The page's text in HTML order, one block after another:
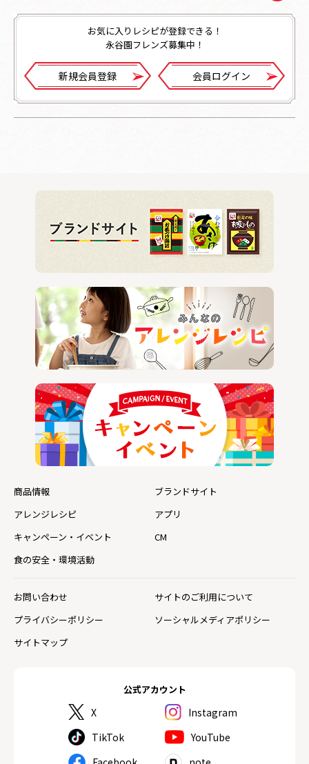
お気に入りレシピが登録できる！
永谷園フレンズ募集中！
新規会員登録 会員ログイン
公式アカウント
X
Instagram
TikTok
YouTube
商品情報
ブランドサイト
アレンジレシピ
アプリ
キャンペーン・イベント
CM
食の安全・環境活動
お問い合わせ
サイトのご利用について
プライバシーポリシー
ソーシャルメディアポリシー
サイトマップ